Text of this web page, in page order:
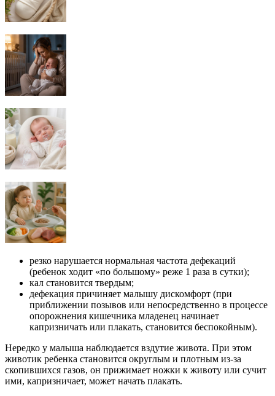
резко нарушается нормальная частота дефекаций
(ребенок ходит «по большому» реже 1 раза в сутки);
кал становится твердым;
дефекация причиняет малышу дискомфорт (при
приближении позывов или непосредственно в процессе
опорожнения кишечника младенец начинает
капризничать или плакать, становится беспокойным).
Нередко у малыша наблюдается вздутие живота. При этом
животик ребенка становится округлым и плотным из-за
скопившихся газов, он прижимает ножки к животу или сучит
ими, капризничает, может начать плакать.